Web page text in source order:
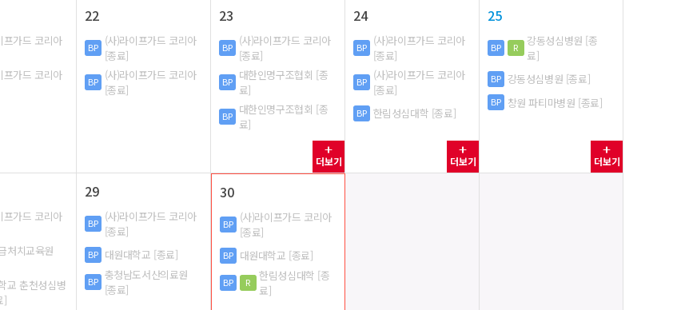
프가드 코리아
프가드 코리아
22
BP (사)라이프가드 코리아
[종료]
BP (사)라이프가드 코리아
[종료]
23
BP (사)라이프가드 코리아
[종료]
BP 대한인명구조협회 [종
료]
BP 대한인명구조협회 [종
료]
더보기
24
BP (사)라이프가드 코리아
[종료]
BP (사)라이프가드 코리아
[종료]
BP 한림성심대학 [종료]
더보기
25
BP R
강동성심병원 [종
료]
BP 강동성심병원 [종료]
BP 창원 파티마병원 [종료]
더보기
프가드 코리아
처치교육원
교 춘천성심병
]
29
BP (사)라이프가드 코리아
[종료]
BP 대원대학교 [종료]
BP 충청남도서산의료원
[종료]
30
BP (사)라이프가드 코리아
[종료]
BP 대원대학교 [종료]
BP R
한림성심대학 [종
료]